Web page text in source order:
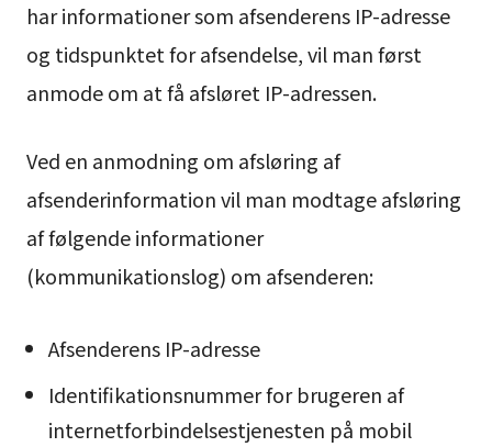
har informationer som afsenderens IP-adresse
og tidspunktet for afsendelse, vil man først
anmode om at få afsløret IP-adressen.
Ved en anmodning om afsløring af
afsenderinformation vil man modtage afsløring
af følgende informationer
(kommunikationslog) om afsenderen:
Afsenderens IP-adresse
Identifikationsnummer for brugeren af
internetforbindelsestjenesten på mobil